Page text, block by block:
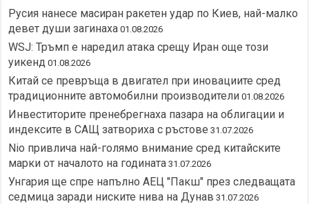
Русия нанесе масиран ракетен удар по Киев, най-малко
девет души загинаха 01.08.2026
WSJ: Тръмп е наредил атака срещу Иран още този
уикенд 01.08.2026
Китай се превръща в двигател при иновациите сред
традиционните автомобилни производители 01.08.2026
Инвеститорите пренебрегнаха пазара на облигации и
индексите в САЩ затвориха с ръстове 31.07.2026
Nio привлича най-голямо внимание сред китайските
марки от началото на годината 31.07.2026
Унгария ще спре напълно АЕЦ "Пакш" през следващата
седмица заради ниските нива на Дунав 31.07.2026